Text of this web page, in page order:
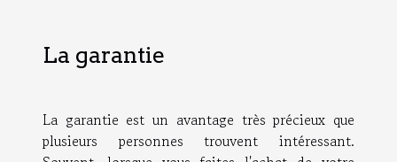
La garantie
La garantie est un avantage très précieux que
plusieurs personnes trouvent intéressant.